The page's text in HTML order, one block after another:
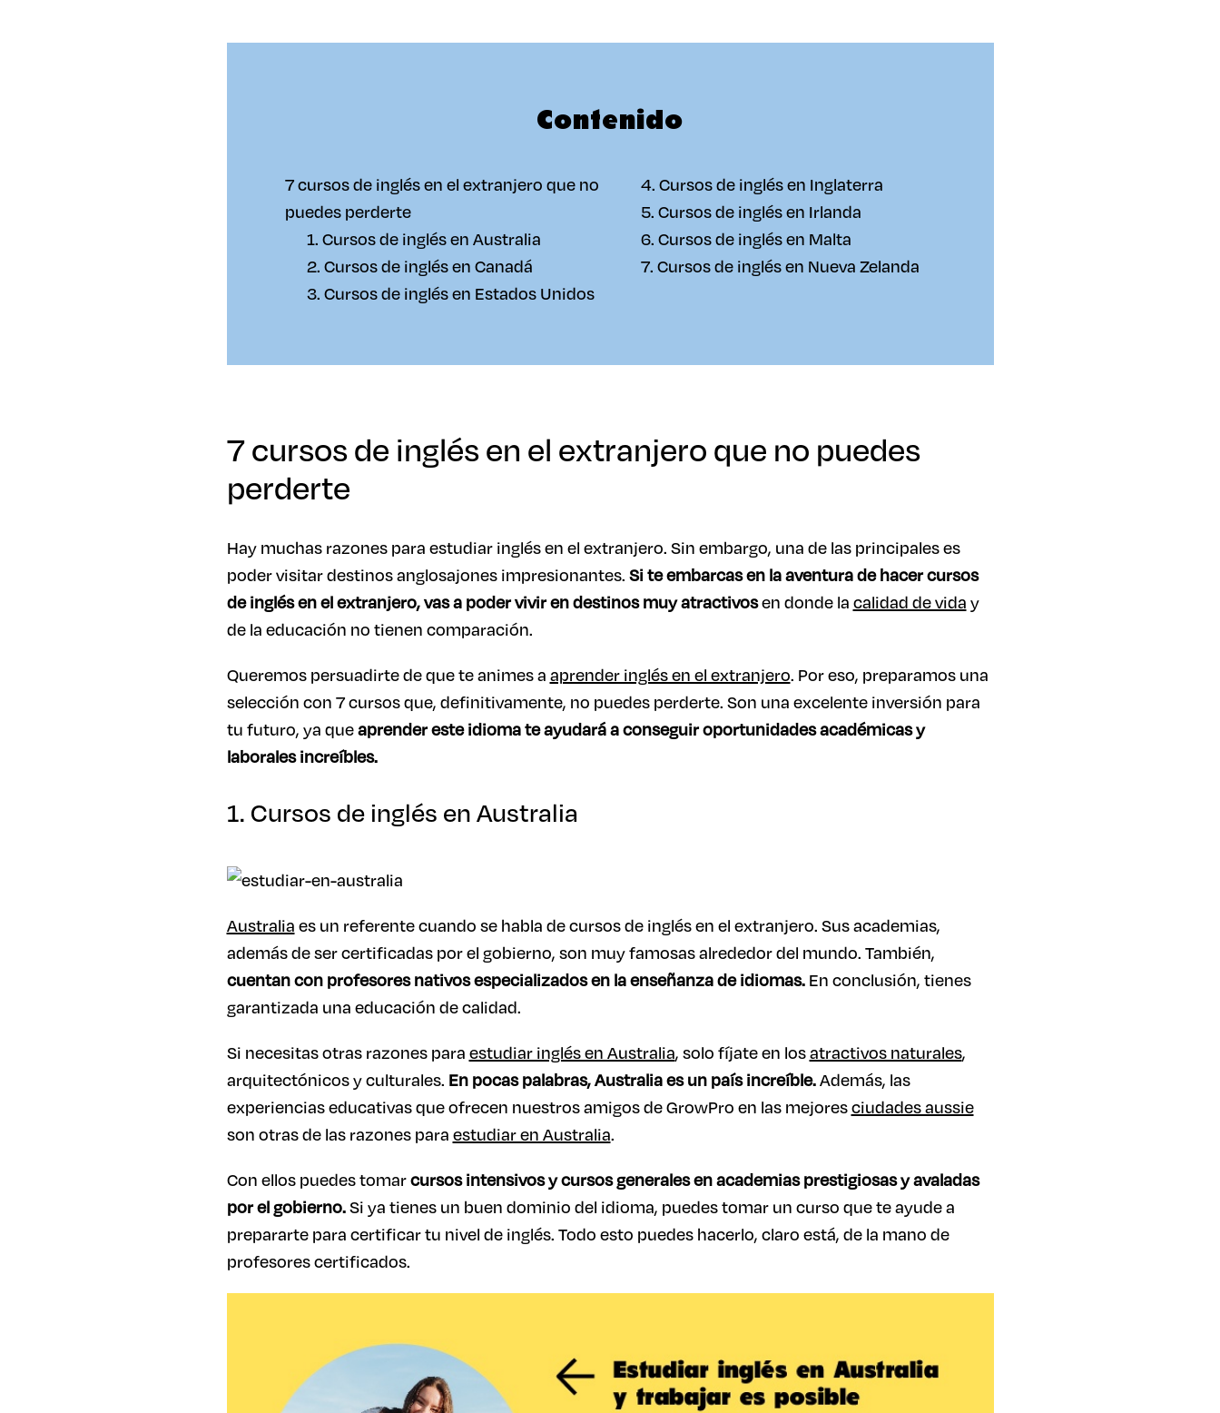
Contenido
7 cursos de inglés en el extranjero que no
puedes perderte
1. Cursos de inglés en Australia
2. Cursos de inglés en Canadá
3. Cursos de inglés en Estados Unidos
4. Cursos de inglés en Inglaterra
5. Cursos de inglés en Irlanda
6. Cursos de inglés en Malta
7. Cursos de inglés en Nueva Zelanda
7 cursos de inglés en el extranjero que no puedes
perderte
Hay muchas razones para estudiar inglés en el extranjero. Sin embargo, una de las principales es
poder visitar destinos anglosajones impresionantes.Si te embarcas en la aventura de hacer cursos
de inglés en el extranjero, vas a poder vivir en destinos muy atractivosen donde lacalidad de viday
de la educación no tienen comparación.
Queremos persuadirte de que te animes aaprender inglés en el extranjero. Por eso, preparamos una
selección con 7 cursos que, definitivamente, no puedes perderte. Son una excelente inversión para
tu futuro, ya queaprender este idioma te ayudará a conseguir oportunidades académicas y
laborales increíbles.
1. Cursos de inglés en Australia
Australiaes un referente cuando se habla de cursos de inglés en el extranjero. Sus academias,
además de ser certificadas por el gobierno, son muy famosas alrededor del mundo. También,
cuentan con profesores nativos especializados en la enseñanza de idiomas.En conclusión, tienes
garantizada una educación de calidad.
Si necesitas otras razones paraestudiar inglés en Australia, solo fíjate en losatractivos naturales,
arquitectónicos y culturales. En pocas palabras, Australia es un país increíble.Además, las
experiencias educativas que ofrecen nuestros amigos de GrowPro en las mejoresciudades aussie
son otras de las razones paraestudiar en Australia.
Con ellos puedes tomarcursos intensivos y cursos generales en academias prestigiosas y avaladas
por el gobierno.Si ya tienes un buen dominio del idioma, puedes tomar un curso que te ayude a
prepararte para certificar tu nivel de inglés. Todo esto puedes hacerlo, claro está, de la mano de
profesores certificados.